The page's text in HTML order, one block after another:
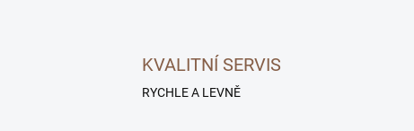
KVALITNÍ SERVIS
RYCHLE A LEVNĚ